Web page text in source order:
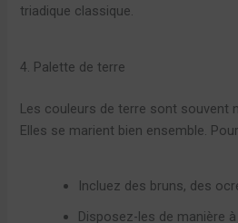
triadique classique.
4. Palette de terre
Les couleurs de terre sont souvent
Elles se marient bien ensemble.
Incluez des bruns, des
Disposez-les de manière